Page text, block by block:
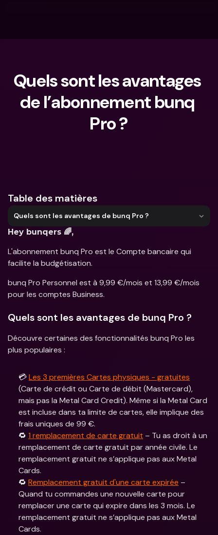
Quels sont les avantages
de l’abonnement bunq
Pro ?
Table des matières
Quels sont les avantages de bunq Pro ?
Hey bunqers 🌈,
L'abonnement bunq Pro est le Compte bancaire qui
facilite la budgétisation.
bunq Pro Personnel est à 9,99 €/mois et 13,99 €/mois
pour les comptes Business.
Quels sont les avantages de bunq Pro ?
Découvre certaines des fonctionnalités bunq Pro les
plus populaires :
💳 Les 3 premières Cartes physiques - gratuites
(Carte de crédit ou Carte de débit (Mastercard),
mais pas la Metal Card Credit). Même si la Metal Card
est incluse dans ta limite de cartes, elle implique des
frais uniques de 99 €.
🔁 1 remplacement de carte gratuit – Tu as droit à un
remplacement de carte gratuit par année civile. Le
remplacement gratuit ne s’applique pas aux Metal
Cards.
🔁 Remplacement gratuit d'une carte expirée –
Quand tu commandes une nouvelle carte pour
remplacer une carte qui expire dans les 3 mois. Le
remplacement gratuit ne s’applique pas aux Metal
Cards.